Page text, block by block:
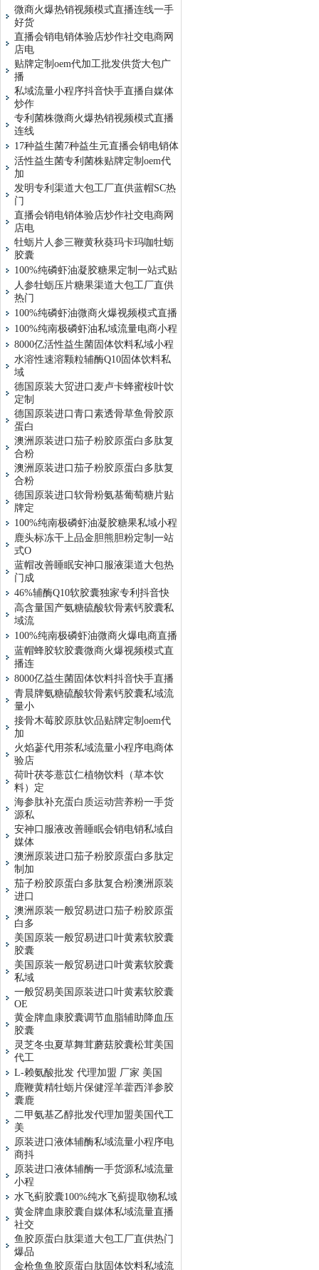
微商火爆热销视频模式直播连线一手
好货
直播会销电销体验店炒作社交电商网
店电
贴牌定制oem代加工批发供货大包广
播
私域流量小程序抖音快手直播自媒体
炒作
专利菌株微商火爆热销视频模式直播
连线
17种益生菌7种益生元直播会销电销体
活性益生菌专利菌株贴牌定制oem代
加
发明专利渠道大包工厂直供蓝帽SC热
门
直播会销电销体验店炒作社交电商网
店电
牡蛎片人参三鞭黄秋葵玛卡玛咖牡蛎
胶囊
100%纯磷虾油凝胶糖果定制一站式贴
人参牡蛎压片糖果渠道大包工厂直供
热门
100%纯磷虾油微商火爆视频模式直播
100%纯南极磷虾油私域流量电商小程
8000亿活性益生菌固体饮料私域小程
水溶性速溶颗粒辅酶Q10固体饮料私
域
德国原装大贸进口麦卢卡蜂蜜桉叶饮
定制
德国原装进口青口素透骨草鱼骨胶原
蛋白
澳洲原装进口茄子粉胶原蛋白多肽复
合粉
澳洲原装进口茄子粉胶原蛋白多肽复
合粉
德国原装进口软骨粉氨基葡萄糖片贴
牌定
100%纯南极磷虾油凝胶糖果私域小程
鹿头标冻干上品金胆熊胆粉定制一站
式O
蓝帽改善睡眠安神口服液渠道大包热
门成
46%辅酶Q10软胶囊独家专利抖音快
高含量国产氨糖硫酸软骨素钙胶囊私
域流
100%纯南极磷虾油微商火爆电商直播
蓝帽蜂胶软胶囊微商火爆视频模式直
播连
8000亿益生菌固体饮料抖音快手直播
青晨牌氨糖硫酸软骨素钙胶囊私域流
量小
接骨木莓胶原肽饮品贴牌定制oem代
加
火焰蔘代用茶私域流量小程序电商体
验店
荷叶茯苓薏苡仁植物饮料（草本饮
料）定
海参肽补充蛋白质运动营养粉一手货
源私
安神口服液改善睡眠会销电销私域自
媒体
澳洲原装进口茄子粉胶原蛋白多肽定
制加
茄子粉胶原蛋白多肽复合粉澳洲原装
进口
澳洲原装一般贸易进口茄子粉胶原蛋
白多
美国原装一般贸易进口叶黄素软胶囊
胶囊
美国原装一般贸易进口叶黄素软胶囊
私域
一般贸易美国原装进口叶黄素软胶囊
OE
黄金牌血康胶囊调节血脂辅助降血压
胶囊
灵芝冬虫夏草舞茸蘑菇胶囊松茸美国
代工
L-赖氨酸批发 代理加盟 厂家 美国
鹿鞭黄精牡蛎片保健淫羊藿西洋参胶
囊鹿
二甲氨基乙醇批发代理加盟美国代工
美
原装进口液体辅酶私域流量小程序电
商抖
原装进口液体辅酶一手货源私域流量
小程
水飞蓟胶囊100%纯水飞蓟提取物私域
黄金牌血康胶囊自媒体私域流量直播
社交
鱼胶原蛋白肽渠道大包工厂直供热门
爆品
金枪鱼鱼胶原蛋白肽固体饮料私域流